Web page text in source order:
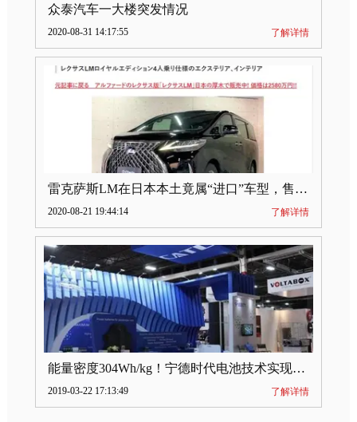
众泰汽车一大楼突发情况
2020-08-31 14:17:55 了解详情
雷克萨斯LM在日本本土竟属“进口”车型，售价2580万日元
2020-08-21 19:44:14 了解详情
能量密度304Wh/kg！宁德时代电池技术实现突破
2019-03-22 17:13:49 了解详情